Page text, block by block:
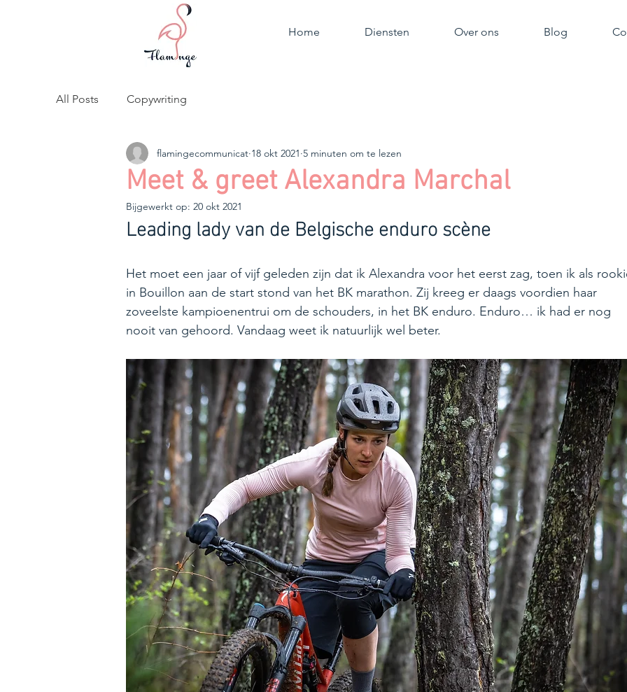
Home Diensten Over ons Blog
All Posts Copywriting
Meet & greet Alexandra Marchal
flamingecommunicat 18 okt 2021 5 minuten om te lezen
Bijgewerkt op: 20 okt 2021
Leading lady van de Belgische enduro scène
Het moet een jaar of vijf geleden zijn dat ik Alexandra voor het eerst zag, toen ik als
in Bouillon aan de start stond van het BK marathon. Zij kreeg er daags voordien haar
zoveelste kampioenentrui om de schouders, in het BK enduro. Enduro… ik had er nog
nooit van gehoord. Vandaag weet ik natuurlijk wel beter.